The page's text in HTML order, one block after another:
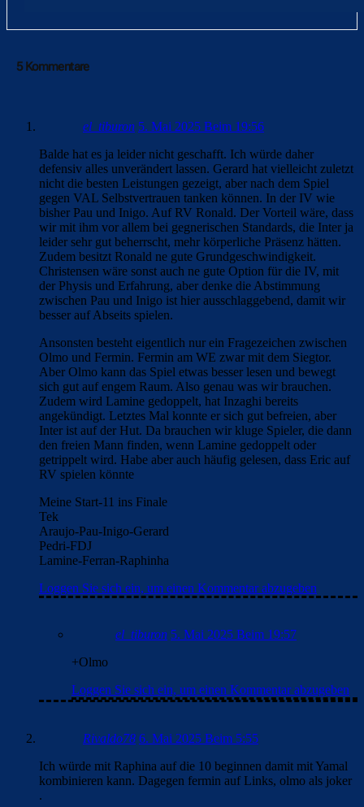
5 Kommentare
el_tiburon 5. Mai 2025 Beim 19:56
Balde hat es ja leider nicht geschafft. Ich würde daher
defensiv alles unverändert lassen. Gerard hat vielleicht zuletzt
nicht die besten Leistungen gezeigt, aber nach dem Spiel
gegen VAL Selbstvertrauen tanken können. In der IV wie
bisher Pau und Inigo. Auf RV Ronald. Der Vorteil wäre, dass
wir mit ihm vor allem bei gegnerischen Standards, die Inter ja
leider sehr gut beherrscht, mehr körperliche Präsenz hätten.
Zudem besitzt Ronald ne gute Grundgeschwindigkeit.
Christensen wäre sonst auch ne gute Option für die IV, mit
der Physis und Erfahrung, aber denke die Abstimmung
zwischen Pau und Inigo ist hier ausschlaggebend, damit wir
besser auf Abseits spielen.
Ansonsten besteht eigentlich nur ein Fragezeichen zwischen
Olmo und Fermin. Fermin am WE zwar mit dem Siegtor.
Aber Olmo kann das Spiel etwas besser lesen und bewegt
sich gut auf engem Raum. Also genau was wir brauchen.
Zudem wird Lamine gedoppelt, hat Inzaghi bereits
angekündigt. Letztes Mal konnte er sich gut befreien, aber
Inter ist auf der Hut. Da brauchen wir kluge Spieler, die dann
den freien Mann finden, wenn Lamine gedoppelt oder
getrippelt wird. Habe aber auch häufig gelesen, dass Eric auf
RV spielen könnte
Meine Start-11 ins Finale
Tek
Araujo-Pau-Inigo-Gerard
Pedri-FDJ
Lamine-Ferran-Raphinha
Loggen Sie sich ein, um einen Kommentar abzugeben
el_tiburon 5. Mai 2025 Beim 19:57
+Olmo
Loggen Sie sich ein, um einen Kommentar abzugeben
Rivaldo78 6. Mai 2025 Beim 5:55
Ich würde mit Raphina auf die 10 beginnen damit mit Yamal
kombinieren kann. Dagegen fermin auf Links, olmo als joker
.